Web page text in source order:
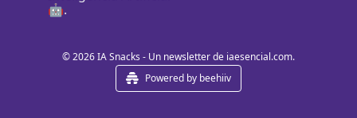
🤖.
© 2026 IA Snacks - Un newsletter de iaesencial.com.
Powered by beehiiv